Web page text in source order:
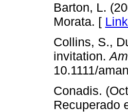
Barton, L.
Morata. [
Collins, S.,
invitation.
10.1111/
Conadis.
Recuperado